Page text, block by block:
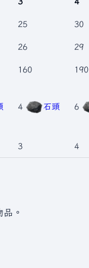
25 30
26 29
160 190
4 石頭 6
3 4
。